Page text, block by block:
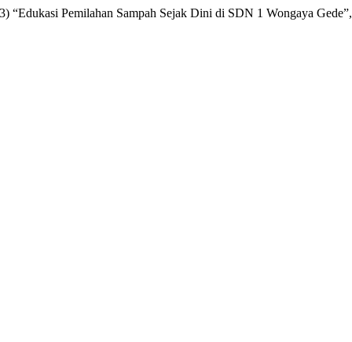
Pemilahan Sampah Sejak Dini di SDN 1 Wongaya Gede”,